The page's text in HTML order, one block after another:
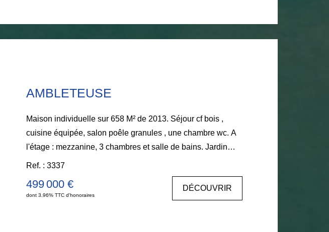
AMBLETEUSE
Maison individuelle sur 658 M² de 2013. Séjour cf bois ,
cuisine équipée, salon poêle granules , une chambre wc. A
l'étage : mezzanine, 3 chambres et salle de bains. Jardin
clos exposé sud. Parkings et garage. Excellent état. Tél : 06
Ref. : 3337
499 000 €
dont 3.96% TTC d'honoraires
DÉCOUVRIR